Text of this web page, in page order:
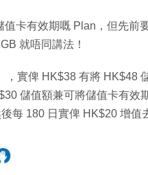
卡有效期嘅 Plan，但先前
就唔同講法！
，實俾 HK$38 有將 HK$48
儲值額兼可將儲值卡有效
每 180 日實俾 HK$20 增值